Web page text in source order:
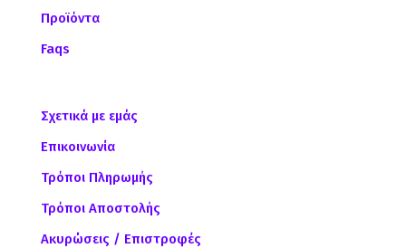
Προϊόντα
Faqs
Σχετικά με εμάς
Επικοινωνία
Τρόποι Πληρωμής
Τρόποι Αποστολής
Ακυρώσεις / Επιστροφές